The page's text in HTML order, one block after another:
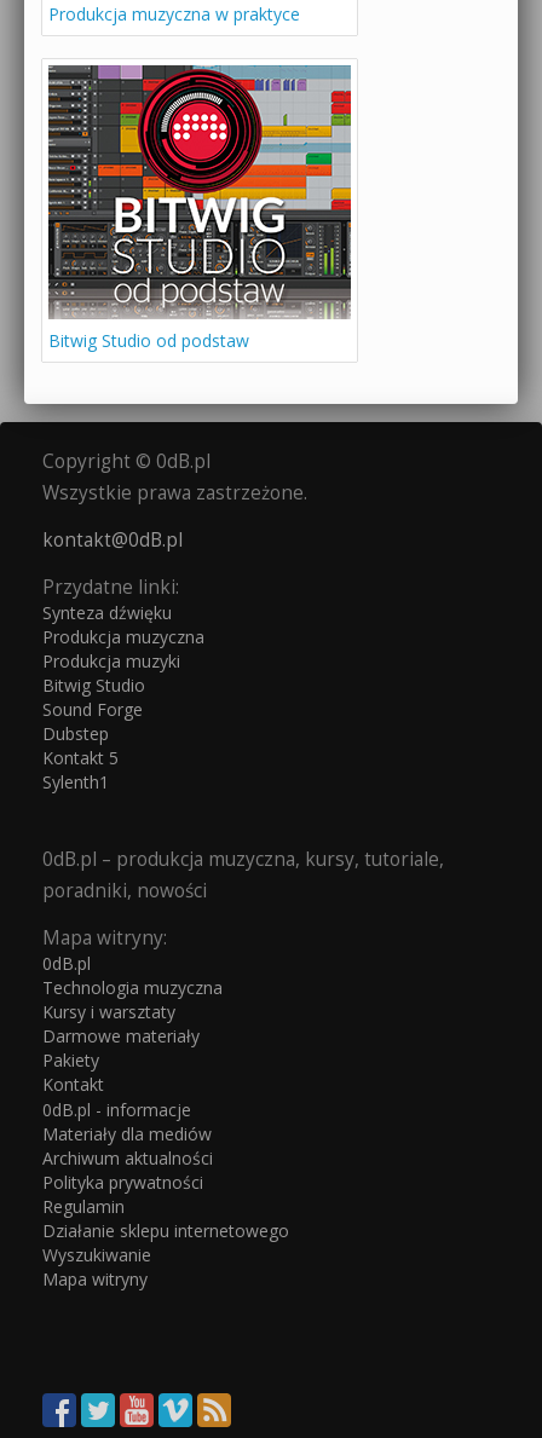
Produkcja muzyczna w praktyce
Bitwig Studio od podstaw
Copyright © 0dB.pl
Wszystkie prawa zastrzeżone.
kontakt@0dB.pl
Przydatne linki:
Synteza dźwięku
Produkcja muzyczna
Produkcja muzyki
Bitwig Studio
Sound Forge
Dubstep
Kontakt 5
Sylenth1
0dB.pl – produkcja muzyczna, kursy, tutoriale,
poradniki, nowości
Mapa witryny:
0dB.pl
Technologia muzyczna
Kursy i warsztaty
Darmowe materiały
Pakiety
Kontakt
0dB.pl - informacje
Materiały dla mediów
Archiwum aktualności
Polityka prywatności
Regulamin
Działanie sklepu internetowego
Wyszukiwanie
Mapa witryny